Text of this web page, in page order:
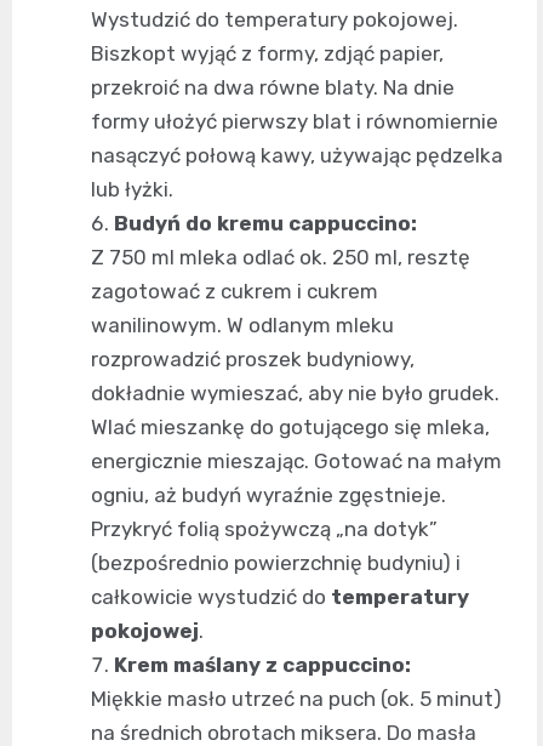
Wystudzić do temperatury pokojowej.
Biszkopt wyjąć z formy, zdjąć papier,
przekroić na dwa równe blaty. Na dnie
formy ułożyć pierwszy blat i równomiernie
nasączyć połową kawy, używając pędzelka
lub łyżki.
Budyń do kremu cappuccino:
Z 750 ml mleka odlać ok. 250 ml, resztę
zagotować z cukrem i cukrem
wanilinowym. W odlanym mleku
rozprowadzić proszek budyniowy,
dokładnie wymieszać, aby nie było grudek.
Wlać mieszankę do gotującego się mleka,
energicznie mieszając. Gotować na małym
ogniu, aż budyń wyraźnie zgęstnieje.
Przykryć folią spożywczą „na dotyk”
(bezpośrednio powierzchnię budyniu) i
całkowicie wystudzić do temperatury
pokojowej.
Krem maślany z cappuccino:
Miękkie masło utrzeć na puch (ok. 5 minut)
na średnich obrotach miksera. Do masła